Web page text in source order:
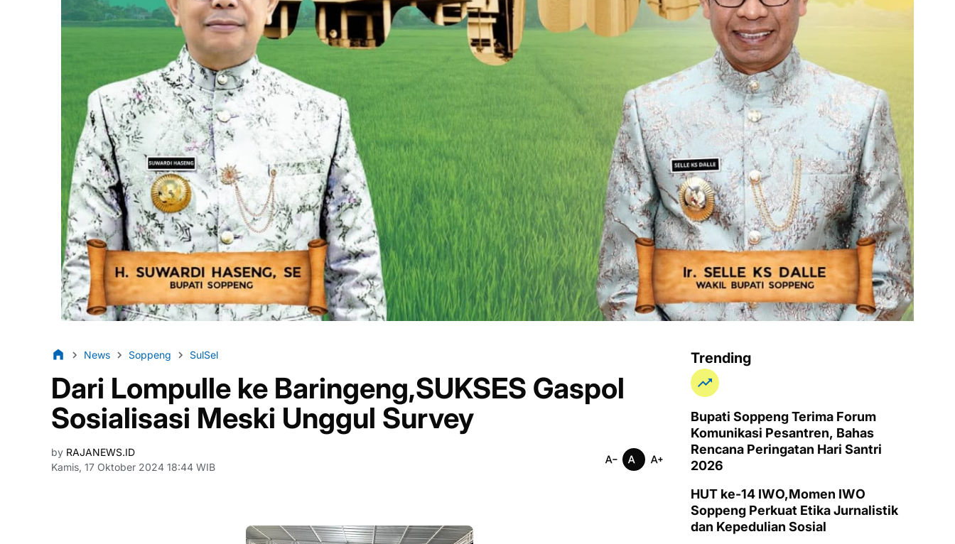
News Soppeng SulSel
Dari Lompulle ke Baringeng,SUKSES Gaspol
Sosialisasi Meski Unggul Survey
by RAJANEWS.ID
Kamis, 17 Oktober 2024 18:44 WIB
Trending
Bupati Soppeng Terima Forum
Komunikasi Pesantren, Bahas
Rencana Peringatan Hari Santri
2026
HUT ke-14 IWO,Momen IWO
Soppeng Perkuat Etika Jurnalistik
dan Kepedulian Sosial